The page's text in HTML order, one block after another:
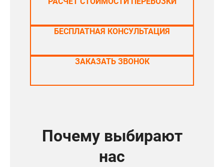
БЕСПЛАТНАЯ КОНСУЛЬТАЦИЯ
ЗАКАЗАТЬ ЗВОНОК
Почему выбирают
нас